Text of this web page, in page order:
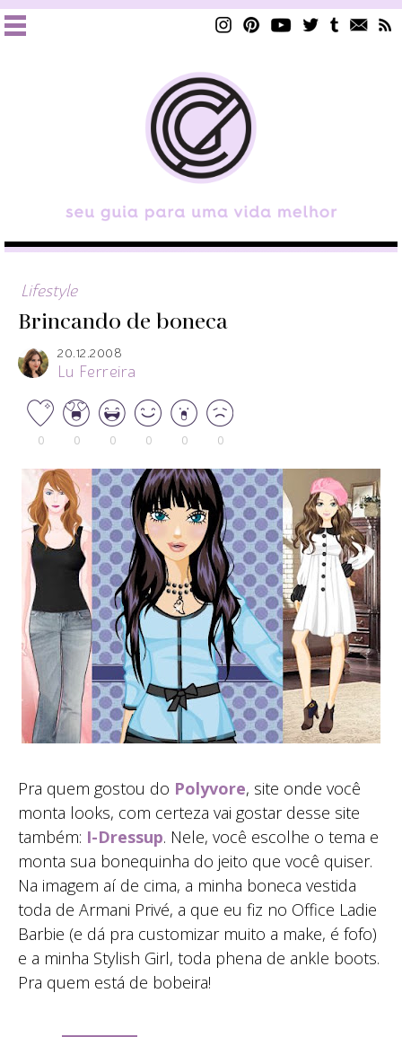
Lifestyle
Brincando de boneca
20.12.2008
Lu Ferreira
0 0 0 0 0 0
Pra quem gostou do Polyvore, site onde você
monta looks, com certeza vai gostar desse site
também: I-Dressup. Nele, você escolhe o tema e
monta sua bonequinha do jeito que você quiser.
Na imagem aí de cima, a minha boneca vestida
toda de Armani Privé, a que eu fiz no Office Ladie
Barbie (e dá pra customizar muito a make, é fofo)
e a minha Stylish Girl, toda phena de ankle boots.
Pra quem está de bobeira!